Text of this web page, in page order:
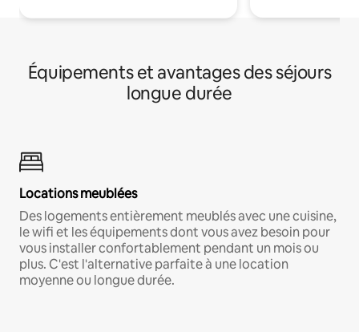
Équipements et avantages des séjours
longue durée
Locations meublées
Des logements entièrement meublés avec une cuisine,
le wifi et les équipements dont vous avez besoin pour
vous installer confortablement pendant un mois ou
plus. C'est l'alternative parfaite à une location
moyenne ou longue durée.